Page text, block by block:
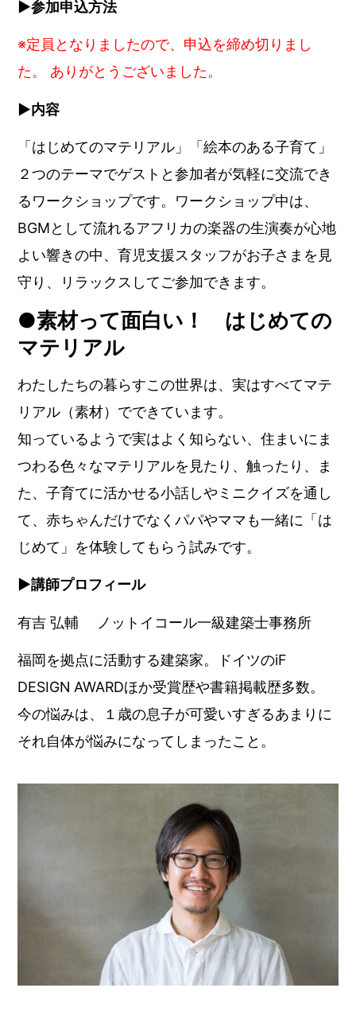
▶︎参加申込方法
※定員となりましたので、申込を締め切りまし
た。 ありがとうございました。
▶︎内容
「はじめてのマテリアル」「絵本のある子育て」
２つのテーマでゲストと参加者が気軽に交流でき
るワークショップです。ワークショップ中は、
BGMとして流れるアフリカの楽器の生演奏が心地
よい響きの中、育児支援スタッフがお子さまを見
守り、リラックスしてご参加できます。
●素材って面白い！ はじめての
マテリアル
わたしたちの暮らすこの世界は、実はすべてマテ
リアル（素材）でできています。
知っているようで実はよく知らない、住まいにま
つわる色々なマテリアルを見たり、触ったり、ま
た、子育てに活かせる小話しやミニクイズを通し
て、赤ちゃんだけでなくパパやママも一緒に「は
じめて」を体験してもらう試みです。
▶︎講師プロフィール
有吉 弘輔 ノットイコール一級建築士事務所
福岡を拠点に活動する建築家。ドイツのiF
DESIGN AWARDほか受賞歴や書籍掲載歴多数。
今の悩みは、１歳の息子が可愛いすぎるあまりに
それ自体が悩みになってしまったこと。